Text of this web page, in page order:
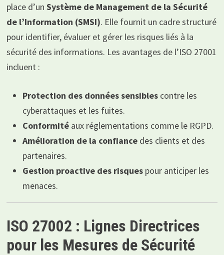
place d’un Système de Management de la Sécurité
de l’Information (SMSI). Elle fournit un cadre structuré
pour identifier, évaluer et gérer les risques liés à la
sécurité des informations. Les avantages de l’ISO 27001
incluent :
Protection des données sensiblescontre les
cyberattaques et les fuites.
Conformitéaux réglementations comme le RGPD.
Amélioration de la confiancedes clients et des
partenaires.
Gestion proactive des risquespour anticiper les
menaces.
ISO 27002 : Lignes Directrices
pour les Mesures de Sécurité